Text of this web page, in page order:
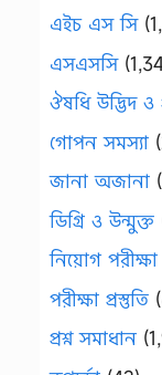
এইচ এস সি
এসএসসি
ঔষধি উদ্ভিদ ও
গোপন সমস্যা
জানা অজানা
ডিগ্রি ও উন্মুক্ত
নিয়োগ পরীক্ষা
পরীক্ষা প্রস্তুতি
প্রশ্ন সমাধান